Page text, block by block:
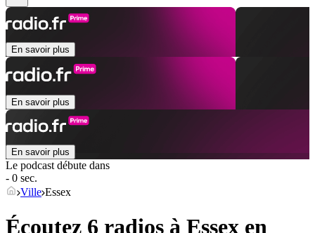
En savoir plus
En savoir plus
En savoir plus
Le podcast débute dans
- 0 sec.
Ville Essex
Écoutez 6 radios à Essex en